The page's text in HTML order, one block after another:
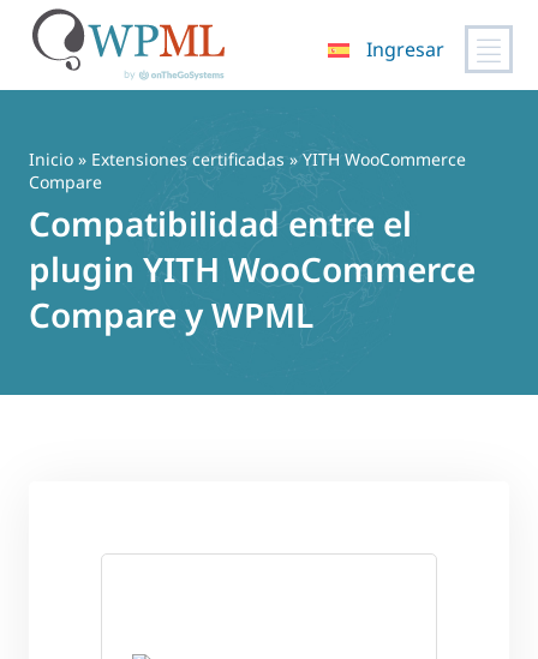
contenido
Ingresar
Inicio » Extensiones certificadas » YITH WooCommerce
Compare
Compatibilidad entre el
plugin YITH WooCommerce
Compare y WPML